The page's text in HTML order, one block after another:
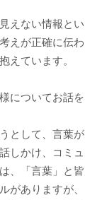
えない情報とい
えが正確に伝わ
えています。
についてお話を
として、言葉が
しかけ、コミュ
、「言葉」と皆
がありますが、